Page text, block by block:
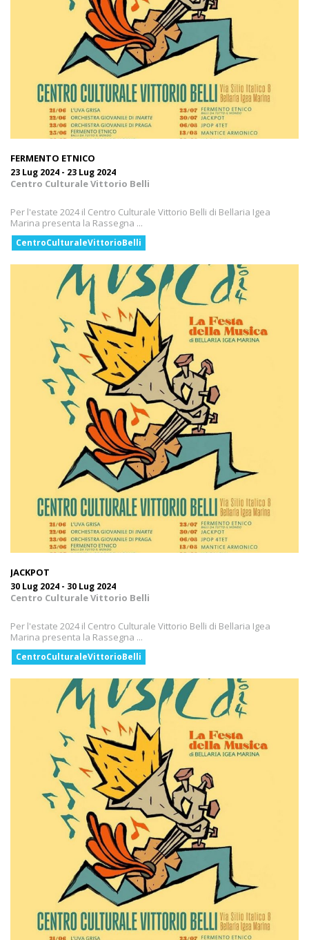
FERMENTO ETNICO
23 Lug 2024 - 23 Lug 2024
Centro Culturale Vittorio Belli
Per l'estate 2024 il Centro Culturale Vittorio Belli di Bellaria Igea
Marina presenta la Rassegna ...
CentroCulturaleVittorioBelli
JACKPOT
30 Lug 2024 - 30 Lug 2024
Centro Culturale Vittorio Belli
Per l'estate 2024 il Centro Culturale Vittorio Belli di Bellaria Igea
Marina presenta la Rassegna ...
CentroCulturaleVittorioBelli